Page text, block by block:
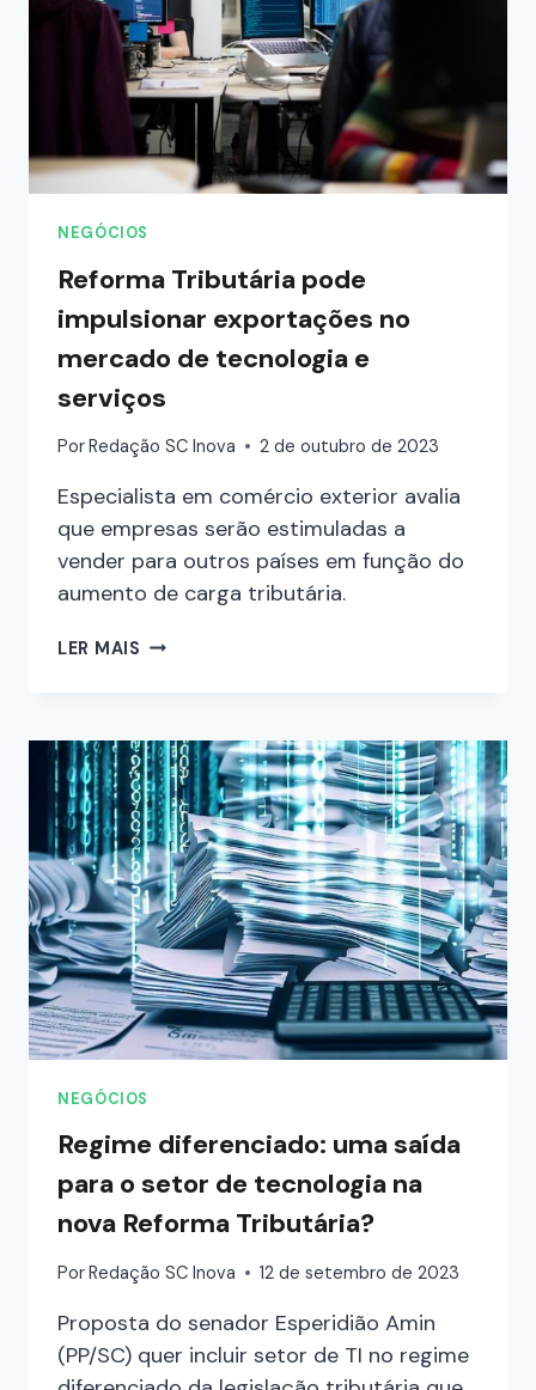
NEGÓCIOS
Reforma Tributária pode
impulsionar exportações no
mercado de tecnologia e
serviços
PorRedação SC Inova 2 de outubro de 2023
Especialista em comércio exterior avalia
que empresas serão estimuladas a
vender para outros países em função do
aumento de carga tributária.
LER MAIS
NEGÓCIOS
Regime diferenciado: uma saída
para o setor de tecnologia na
nova Reforma Tributária?
PorRedação SC Inova 12 de setembro de 2023
Proposta do senador Esperidião Amin
(PP/SC) quer incluir setor de TI no regime